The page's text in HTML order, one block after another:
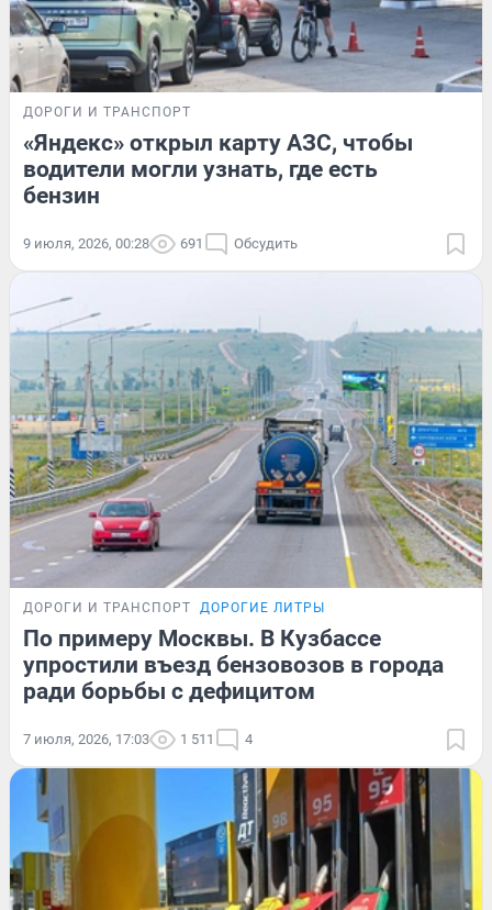
ДОРОГИ И ТРАНСПОРТ
«Яндекс» открыл карту АЗС, чтобы
водители могли узнать, где есть
бензин
9 июля, 2026, 00:28 691 Обсудить
ДОРОГИ И ТРАНСПОРТ ДОРОГИЕ ЛИТРЫ
По примеру Москвы. В Кузбассе
упростили въезд бензовозов в города
ради борьбы с дефицитом
7 июля, 2026, 17:03 1 511 4